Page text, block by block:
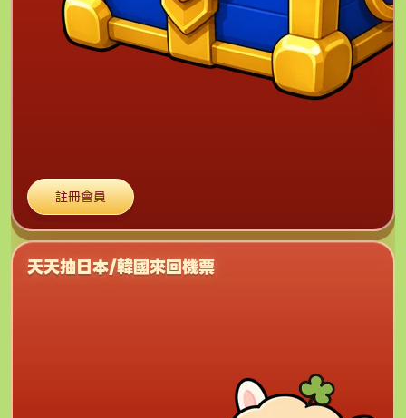
註冊會員
天天抽日本/韓國來回機票